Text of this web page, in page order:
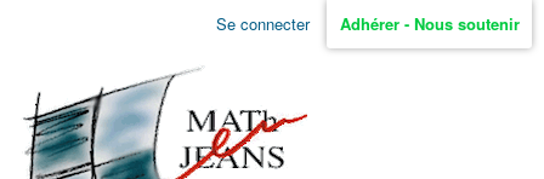
Aller
non
identifié
Se connecter Adhérer - Nous soutenir